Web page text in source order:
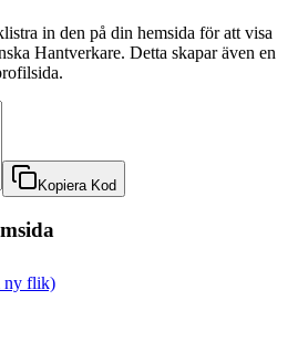
in den på din hemsida för att visa
Hantverkare. Detta skapar även en
Kopiera Kod
ny flik)